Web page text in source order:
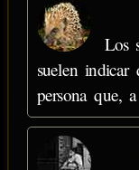
Los
suelen indicar
persona que,